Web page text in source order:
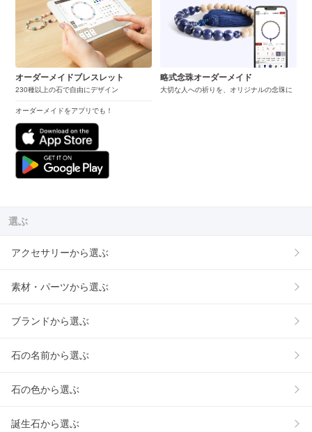
オーダーメイドブレスレット
230種以上の石で自由にデザイン
オーダーメイドをアプリでも！
略式念珠オーダーメイド
大切な人への祈りを、オリジナルの念珠に
選ぶ
アクセサリーから選ぶ
素材・パーツから選ぶ
ブランドから選ぶ
石の名前から選ぶ
石の色から選ぶ
誕生石から選ぶ